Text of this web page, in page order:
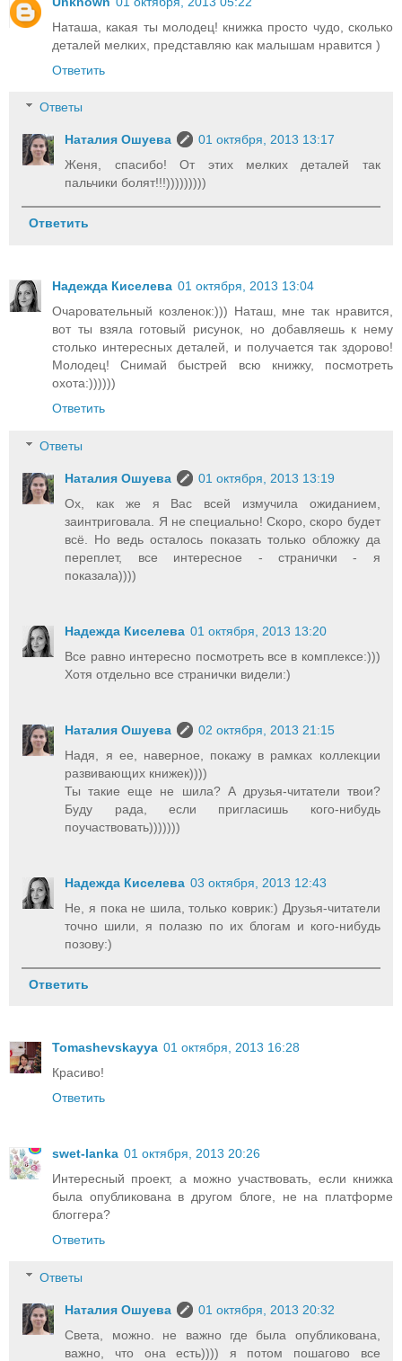
Наташа, какая ты молодец! книжка просто чудо, сколько
деталей мелких, представляю как малышам нравится )
Ответить
Ответы
Наталия Ошуева
01 октября, 2013 13:17
Женя, спасибо! От этих мелких деталей так
пальчики болят!!!)))))))))
Ответить
Надежда Киселева 01 октября, 2013 13:04
Очаровательный козленок:))) Наташ, мне так нравится,
вот ты взяла готовый рисунок, но добавляешь к нему
столько интересных деталей, и получается так здорово!
Молодец! Снимай быстрей всю книжку, посмотреть
охота:))))))
Ответить
Ответы
Наталия Ошуева
01 октября, 2013 13:19
Ох, как же я Вас всей измучила ожиданием,
заинтриговала. Я не специально! Скоро, скоро будет
всё. Но ведь осталось показать только обложку да
переплет, все интересное - странички - я
показала))))
Надежда Киселева 01 октября, 2013 13:20
Все равно интересно посмотреть все в комплексе:)))
Хотя отдельно все странички видели:)
Наталия Ошуева
02 октября, 2013 21:15
Надя, я ее, наверное, покажу в рамках коллекции
развивающих книжек))))
Ты такие еще не шила? А друзья-читатели твои?
Буду рада, если пригласишь кого-нибудь
поучаствовать)))))))
Надежда Киселева 03 октября, 2013 12:43
Не, я пока не шила, только коврик:) Друзья-читатели
точно шили, я полазю по их блогам и кого-нибудь
позову:)
Ответить
Tomashevskayya 01 октября, 2013 16:28
Красиво!
Ответить
swet-lanka 01 октября, 2013 20:26
Интересный проект, а можно участвовать, если книжка
была опубликована в другом блоге, не на платформе
блоггера?
Ответить
Ответы
Наталия Ошуева
01 октября, 2013 20:32
Света, можно. не важно где была опубликована,
важно, что она есть)))) я потом пошагово все